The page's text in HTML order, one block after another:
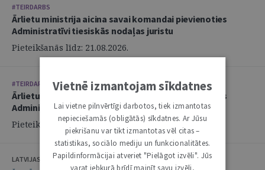
#TEIRDARBS
Ārlietu ministrija aicina savai komandai pievienoties
Administratīvi tiesiskās nodaļas juristu
Pieteikšanās līdz: 21.08.2026.
#TEIRDARBS
Ārlietu ministrija aicina savai komandai pievienoties
Administratīvi tiesiskās nodaļas juristu
Pieteikšanās līdz: 21.08.2026.
LATVIJAS ZVĒRINĀTU ADVOKĀTU PADOME
Vietnē izmantojam sīkdatnes
Lai vietne pilnvērtīgi darbotos, tiek izmantotas
nepieciešamās (obligātās) sīkdatnes. Ar Jūsu
piekrišanu var tikt izmantotas vēl citas –
statistikas, sociālo mediju un funkcionalitātes.
Papildinformācijai atveriet "Pielāgot izvēli". Jūs
varat jebkurā brīdī mainīt savu izvēli,